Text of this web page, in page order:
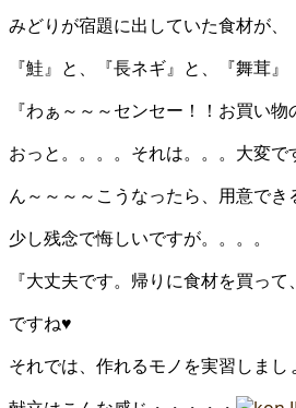
みどりが宿題に出していた食材が、
『鮭』と、『長ネギ』と、『舞茸』
『わぁ～～～センセー！！お買い
おっと。。。。それは。。。大変で
ん～～～～こうなったら、用意でき
少し残念で悔しいですが。。。。
『大丈夫です。帰りに食材を買っ
ですね♥
それでは、作れるモノを実習しまし